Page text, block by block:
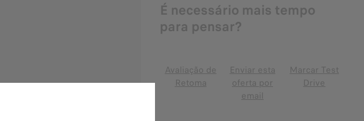
É necessário mais tempo
para pensar?
Avaliação de
Retoma
Enviar esta
oferta por
email
Marcar Test
Drive